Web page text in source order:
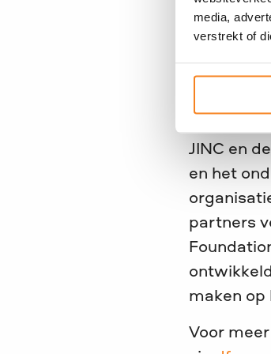
media,
verstrekt of
ook een
van de
bieden
kunnen
JINC en
en het
partners
maken op
Voor